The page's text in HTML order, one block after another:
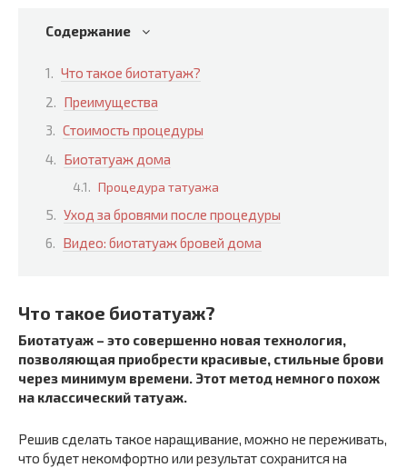
Содержание
Что такое биотатуаж?
Преимущества
Стоимость процедуры
Биотатуаж дома
Процедура татуажа
Уход за бровями после процедуры
Видео: биотатуаж бровей дома
Что такое биотатуаж?
Биотатуаж – это совершенно новая технология,
позволяющая приобрести красивые, стильные брови
через минимум времени. Этот метод немного похож
на классический татуаж.
Решив сделать такое наращивание, можно не переживать,
что будет некомфортно или результат сохранится на